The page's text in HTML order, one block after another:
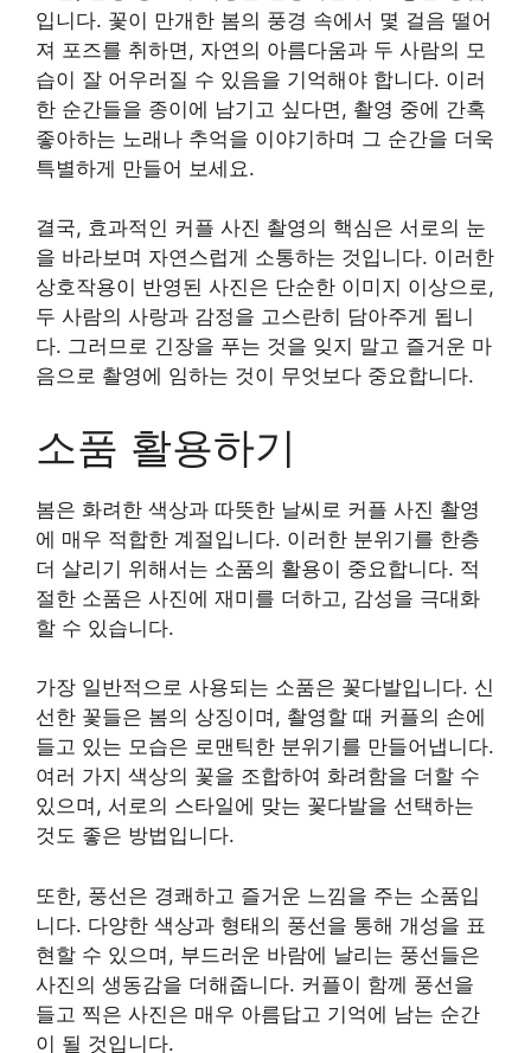
입니다. 꽃이 만개한 봄의 풍경 속에서 몇 걸음 떨어
져 포즈를 취하면, 자연의 아름다움과 두 사람의 모
습이 잘 어우러질 수 있음을 기억해야 합니다. 이러
한 순간들을 종이에 남기고 싶다면, 촬영 중에 간혹
좋아하는 노래나 추억을 이야기하며 그 순간을 더욱
특별하게 만들어 보세요.
결국, 효과적인 커플 사진 촬영의 핵심은 서로의 눈
을 바라보며 자연스럽게 소통하는 것입니다. 이러한
상호작용이 반영된 사진은 단순한 이미지 이상으로,
두 사람의 사랑과 감정을 고스란히 담아주게 됩니
다. 그러므로 긴장을 푸는 것을 잊지 말고 즐거운 마
음으로 촬영에 임하는 것이 무엇보다 중요합니다.
소품 활용하기
봄은 화려한 색상과 따뜻한 날씨로 커플 사진 촬영
에 매우 적합한 계절입니다. 이러한 분위기를 한층
더 살리기 위해서는 소품의 활용이 중요합니다. 적
절한 소품은 사진에 재미를 더하고, 감성을 극대화
할 수 있습니다.
가장 일반적으로 사용되는 소품은 꽃다발입니다. 신
선한 꽃들은 봄의 상징이며, 촬영할 때 커플의 손에
들고 있는 모습은 로맨틱한 분위기를 만들어냅니다.
여러 가지 색상의 꽃을 조합하여 화려함을 더할 수
있으며, 서로의 스타일에 맞는 꽃다발을 선택하는
것도 좋은 방법입니다.
또한, 풍선은 경쾌하고 즐거운 느낌을 주는 소품입
니다. 다양한 색상과 형태의 풍선을 통해 개성을 표
현할 수 있으며, 부드러운 바람에 날리는 풍선들은
사진의 생동감을 더해줍니다. 커플이 함께 풍선을
들고 찍은 사진은 매우 아름답고 기억에 남는 순간
이 될 것입니다.